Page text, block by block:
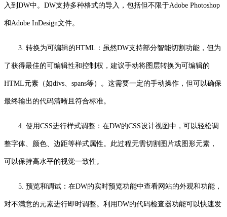
入到DW中。DW支持多种格式的导入，包括但不限于Adobe Photoshop
和Adobe InDesign文件。
3. 转换为可编辑的HTML：虽然DW支持部分智能切割功能，但为
了获得最佳的可编辑性和控制权，建议手动将图层转换为可编辑的
HTML元素（如divs、spans等）。这需要一定的手动操作，但可以确保
最终输出的代码清晰且符合标准。
4. 使用CSS进行样式调整：在DW的CSS设计视图中，可以轻松调
整字体、颜色、边距等样式属性。此过程无需切割图片或图形元素，
可以保持高水平的视觉一致性。
5. 预览和调试：在DW的实时预览功能中查看网站的外观和功能，
对不满意的元素进行即时调整。利用DW的代码检查器功能可以快速发